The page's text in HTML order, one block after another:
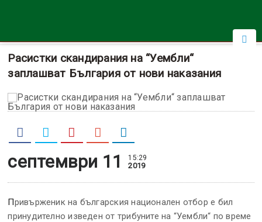
Расистки скандирания на “Уембли“
заплашват България от нови наказания
септември 11 15:29
2019
Привърженик на българския национален отбор е бил
принудително изведен от трибуните на “Уембли“ по време